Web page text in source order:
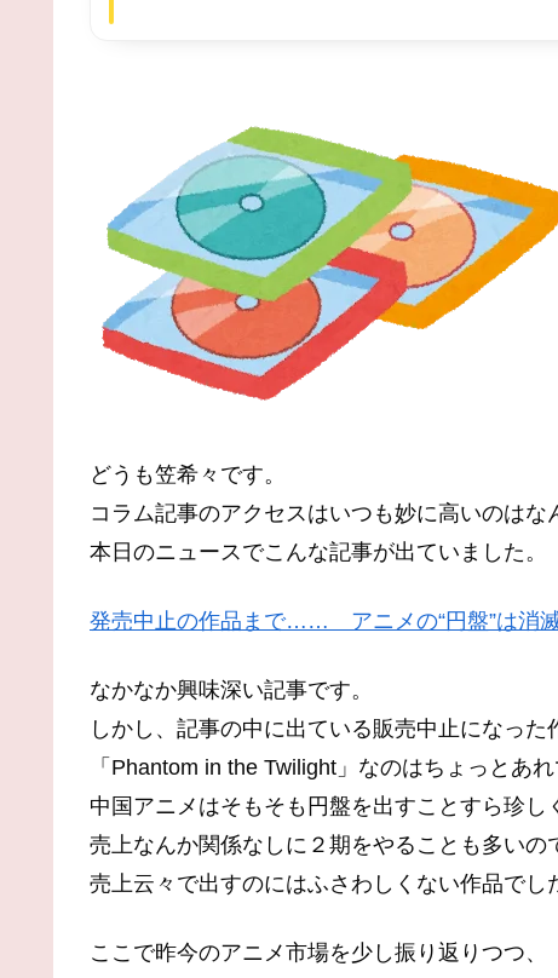
どうも笠希々です。
コラム記事のアクセスはいつも妙に高いのはな
本日のニュースでこんな記事が出ていました。
発売中止の作品まで…… アニメの“円盤”は消
なかなか興味深い記事です。
しかし、記事の中に出ている販売中止になった
「Phantom in the Twilight」なのはちょっとあれ
中国アニメはそもそも円盤を出すことすら珍し
売上なんか関係なしに２期をやることも多いの
売上云々で出すのにはふさわしくない作品でし
ここで昨今のアニメ市場を少し振り返りつつ、